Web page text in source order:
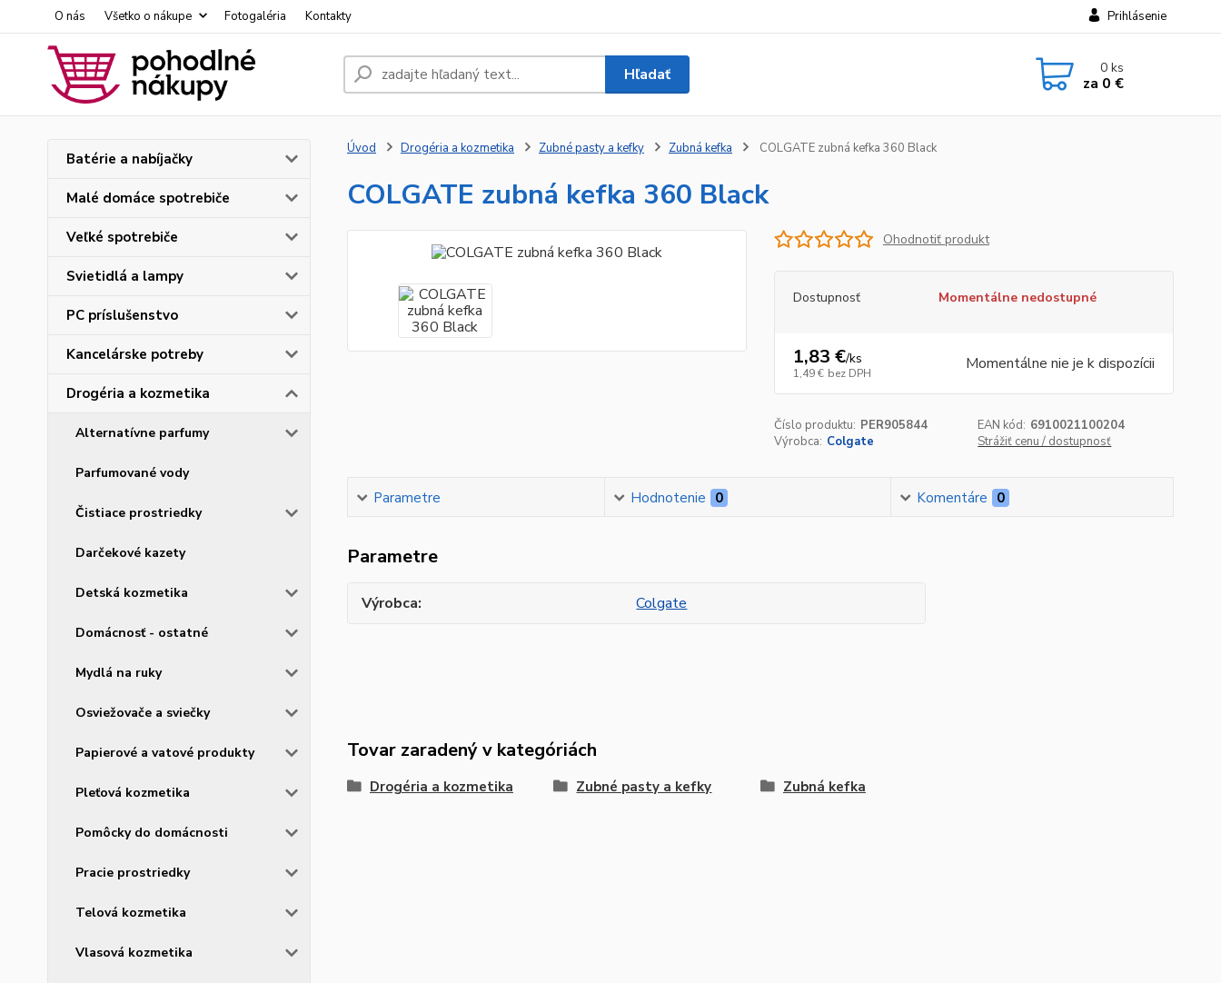
O nás Všetko o nákupe Fotogaléria Kontakty Prihlásenie
Hľadať 0ks
za 0 €
Batérie a nabíjačky
Malé domáce spotrebiče
Veľké spotrebiče
Svietidlá a lampy
PC príslušenstvo
Kancelárske potreby
Drogéria a kozmetika
Alternatívne parfumy
Parfumované vody
Čistiace prostriedky
Darčekové kazety
Detská kozmetika
Domácnosť - ostatné
Mydlá na ruky
Osviežovače a sviečky
Papierové a vatové produkty
Pleťová kozmetika
Pomôcky do domácnosti
Pracie prostriedky
Telová kozmetika
Vlasová kozmetika
Úvod Drogéria a kozmetika Zubné pasty a kefky Zubná kefka COLGATE zubná kefka 360 Black
COLGATE zubná kefka 360 Black
Ohodnotiť produkt
Dostupnosť Momentálne nedostupné
1,83 €/ks
1,49 € bez DPH Momentálne nie je k dispozícii
Číslo produktu: PER905844 EAN kód: 6910021100204
Výrobca: Colgate Strážiť cenu / dostupnosť
Parametre Hodnotenie 0 Komentáre 0
Parametre
Výrobca Colgate
Tovar zaradený v kategóriách
Drogéria a kozmetika Zubné pasty a kefky Zubná kefka